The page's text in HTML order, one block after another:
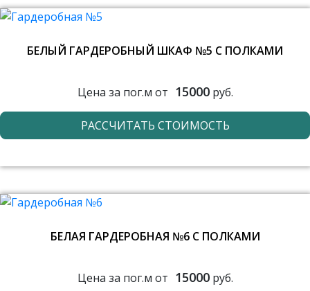
БЕЛЫЙ ГАРДЕРОБНЫЙ ШКАФ №5 С ПОЛКАМИ
Цена за пог.м от 15000руб.
РАССЧИТАТЬ СТОИМОСТЬ
БЕЛАЯ ГАРДЕРОБНАЯ №6 С ПОЛКАМИ
Цена за пог.м от 15000руб.